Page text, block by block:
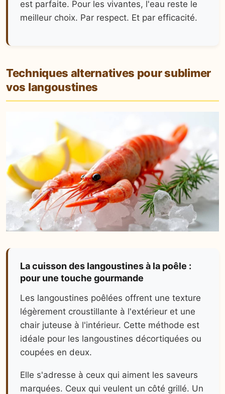
est parfaite. Pour les vivantes, l'eau reste le
meilleur choix. Par respect. Et par efficacité.
Techniques alternatives pour sublimer
vos langoustines
La cuisson des langoustines à la poêle :
pour une touche gourmande
Les langoustines poêlées offrent une texture
légèrement croustillante à l'extérieur et une
chair juteuse à l'intérieur. Cette méthode est
idéale pour les langoustines décortiquées ou
coupées en deux.
Elle s'adresse à ceux qui aiment les saveurs
marquées. Ceux qui veulent un côté grillé. Un